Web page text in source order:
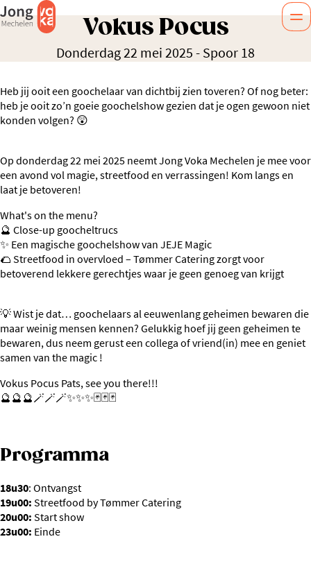
Vokus Pocus
Donderdag 22 mei 2025 - Spoor 18
Heb jij ooit een goochelaar van dichtbij zien toveren? Of nog beter:
heb je ooit zo’n goeie goochelshow gezien dat je ogen gewoon niet
konden volgen? 😲
Op donderdag 22 mei 2025 neemt Jong Voka Mechelen je mee voor
een avond vol magie, streetfood en verrassingen! Kom langs en
laat je betoveren!
What's on the menu?
🔮 Close-up goocheltrucs
✨ Een magische goochelshow van JEJE Magic
🌮 Streetfood in overvloed – Tømmer Catering zorgt voor
betoverend lekkere gerechtjes waar je geen genoeg van krijgt
💡 Wist je dat… goochelaars al eeuwenlang geheimen bewaren die
maar weinig mensen kennen? Gelukkig hoef jij geen geheimen te
bewaren, dus neem gerust een collega of vriend(in) mee en geniet
samen van the magic !
Vokus Pocus Pats, see you there!!!
🔮🔮🔮🪄🪄🪄✨✨✨🃏🃏🃏
Programma
18u30: Ontvangst
19u00: Streetfood by Tømmer Catering
20u00: Start show
23u00: Einde